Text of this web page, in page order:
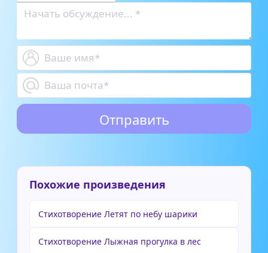
Похожие произведения
Стихотворение Летят по небу шарики
Стихотворение Лыжная прогулка в лес